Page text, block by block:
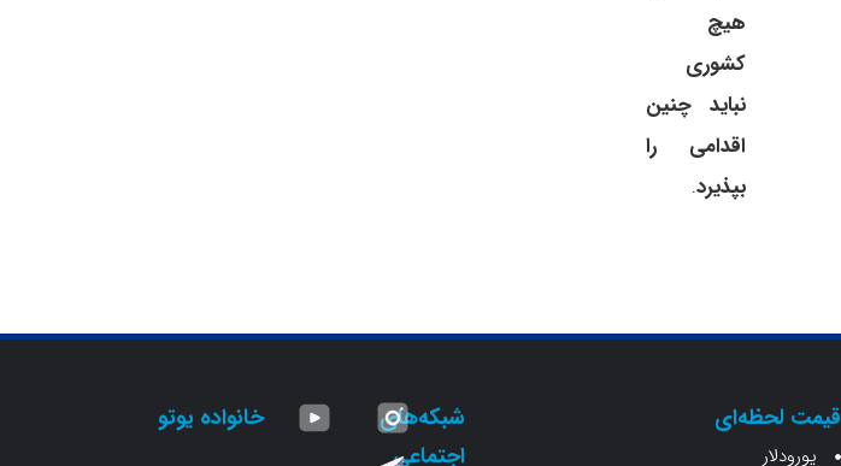
هیچ
کشوری
نباید چنین
اقدامی را
بپذیرد.
قیمت لحظه‌ای
یورودلار
شبکه‌های
اجتماعی
خانواده یوتو